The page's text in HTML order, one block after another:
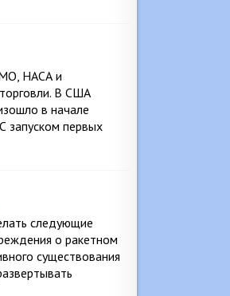
МО, НАСА и
В США
в начале
запуском первых
следующие
о ракетном
существования